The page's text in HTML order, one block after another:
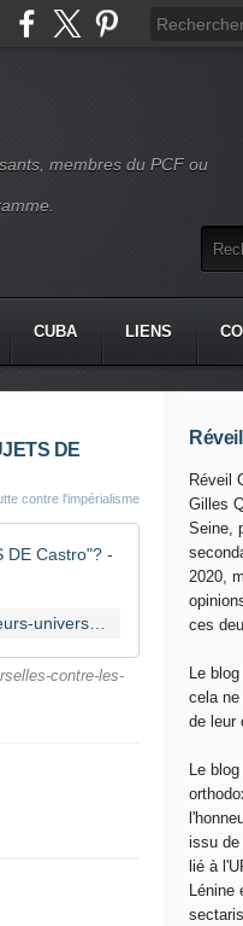
membres du PCF ou
CUBA LIENS
DE
contre l'impérialisme
Cuba/
contre-les-
Réveil
Gilles
Seine,
2020,
ces
Le
cela
de leur
Le
issu de
lié à
Lénine